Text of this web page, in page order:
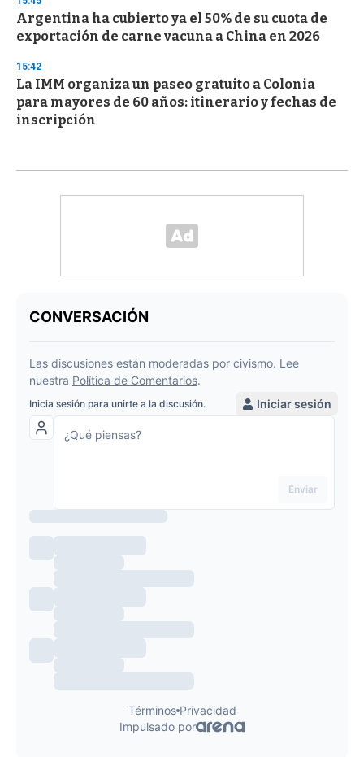
Argentina ha cubierto ya el 50% de su cuota de
exportación de carne vacuna a China en 2026
15:42
La IMM organiza un paseo gratuito a Colonia
para mayores de 60 años: itinerario y fechas de
inscripción